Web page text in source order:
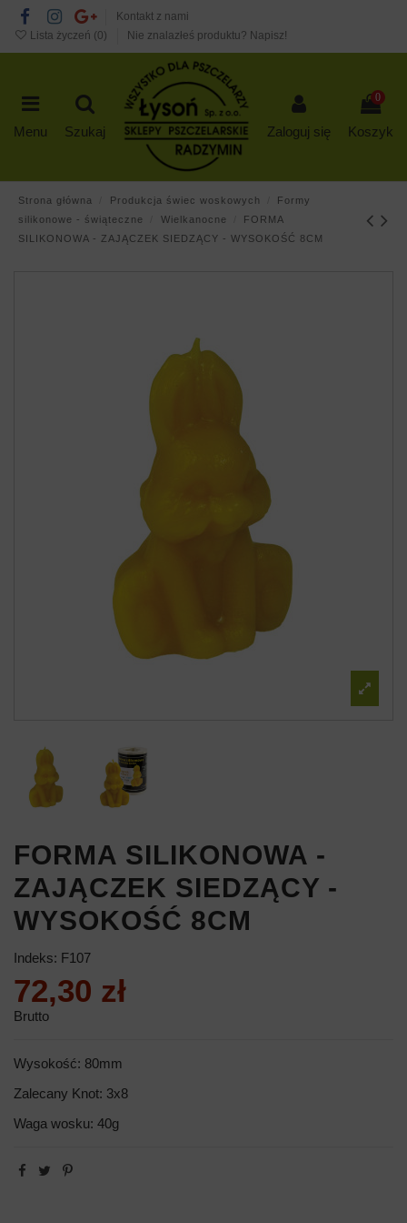
Kontakt z nami
Lista życzeń (0) Nie znalazłeś produktu? Napisz!
Menu Szukaj Zaloguj się
0
Koszyk
Strona główna Produkcja świec woskowych
Formy
silikonowe - świąteczne
Wielkanocne
FORMA
SILIKONOWA - ZAJĄCZEK SIEDZĄCY - WYSOKOŚĆ 8CM
FORMA SILIKONOWA -
ZAJĄCZEK SIEDZĄCY -
WYSOKOŚĆ 8CM
Indeks: F107
72,30 zł
Brutto
Wysokość: 80mm
Zalecany Knot: 3x8
Waga wosku: 40g